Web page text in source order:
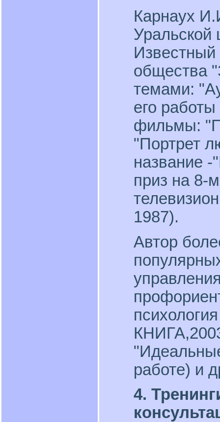
Карнаух
Уральской
Известный
общества
темами:
его
фильмы:
"Портрет
название
приз на 8-
1987).
Автор
работе) и
4.